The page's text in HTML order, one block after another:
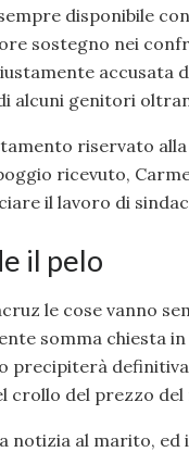
disponibile
sostegno nei
accusata
alcuni genitori
riservato
ricevuto,
il lavoro di
il pelo
le cose vanno
somma chiesta
precipiterà
crollo del prezzo del
notizia al marito, ed